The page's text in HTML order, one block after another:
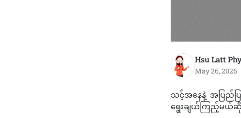
Hsu Latt
May 26, 2026
သင့်အနေနဲ့ အပြည်
ရွေးချယ်ကြည့်မယ်ဆို